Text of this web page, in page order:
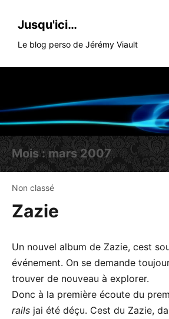
Jusqu'ici…
Le blog perso de Jérémy Viault
Mois :mars 2007
Non classé
Zazie
Un nouvel album de Zazie, cest
événement. On se demande
trouver de nouveau à explorer.
Donc à la première écoute du
rails jai été déçu. Cest du Zazie,